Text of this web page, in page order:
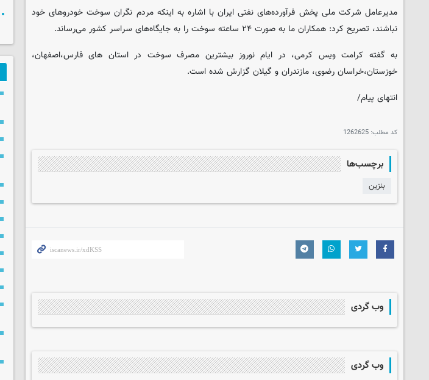
مدیرعامل شرکت ملی پخش فرآورده‌های نفتی ایران با اشاره به اینکه مردم‌ نگران سوخت خودروهای خود
نباشند، تصریح کرد: همکاران ما به صورت ۲۴ ساعته سوخت را به جایگاه‌های سراسر کشور می‌رساند.
به گفته کرامت ویس کرمی، در ایام نوروز بیشترین مصرف سوخت در استان های فارس،اصفهان،
خوزستان،خراسان رضوی، مازندران و گیلان گزارش شده است.
انتهای پیام/
کد مطلب: 1262625
برچسب‌ها
بنزین
وب گردی
وب گردی